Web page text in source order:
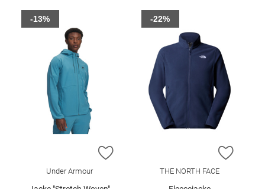
ZUR WUNSCHLISTE HINZUFÜGEN
Under Armour
-13%
ZUR
THE NORTH FACE
-22%